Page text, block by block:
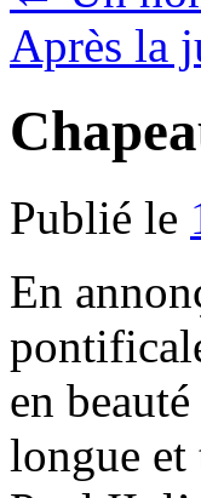
Après la
Publié le
En
en
longue et